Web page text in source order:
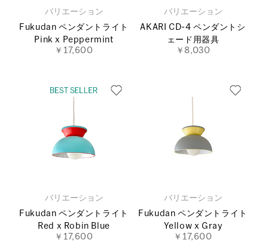
バリエーション
Fukudan ペンダントライト
Pink x Peppermint
￥17,600
バリエーション
AKARI CD-4 ペンダントシ
ェード用器具
￥8,030
バリエーション
Fukudan ペンダントライト
Red x Robin Blue
￥17,600
バリエーション
Fukudan ペンダントライト
Yellow x Gray
￥17,600